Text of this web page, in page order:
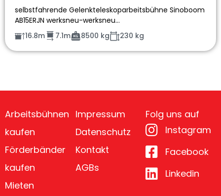
selbstfahrende Gelenkteleskoparbeitsbühne Sinoboom
AB15ERJN werksneu-werksneu…
16.8m
7.1m 8500 kg 230 kg
Arbeitsbühnen
kaufen
Förderbänder
kaufen
Mieten
Impressum
Datenschutz
Kontakt
AGBs
Folg uns auf
Instagram
Facebook
Linkedin